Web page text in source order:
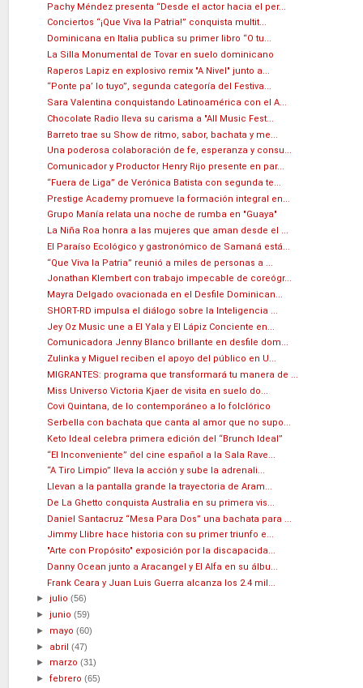
Pachy Méndez presenta “Desde el actor hacia el per...
Conciertos “¡Que Viva la Patria!” conquista multit...
Dominicana en Italia publica su primer libro “O tu...
La Silla Monumental de Tovar en suelo dominicano
Raperos Lapiz en explosivo remix "A Nivel" junto a...
“Ponte pa’ lo tuyo”, segunda categoría del Festiva...
Sara Valentina conquistando Latinoamérica con el A...
Chocolate Radio lleva su carisma a "All Music Fest...
Barreto trae su Show de ritmo, sabor, bachata y me...
Una poderosa colaboración de fe, esperanza y consu...
Comunicador y Productor Henry Rijo presente en par...
“Fuera de Liga” de Verónica Batista con segunda te...
Prestige Academy promueve la formación integral en...
Grupo Manía relata una noche de rumba en "Guaya"
La Niña Roa honra a las mujeres que aman desde el ...
El Paraíso Ecológico y gastronómico de Samaná está...
“Que Viva la Patria” reunió a miles de personas a ...
Jonathan Klembert con trabajo impecable de coreógr...
Mayra Delgado ovacionada en el Desfile Dominican...
SHORT-RD impulsa el diálogo sobre la Inteligencia ...
Jey Oz Music une a El Yala y El Lápiz Conciente en...
Comunicadora Jenny Blanco brillante en desfile dom...
Zulinka y Miguel reciben el apoyo del público en U...
MIGRANTES: programa que transformará tu manera de ...
Miss Universo Victoria Kjaer de visita en suelo do...
Covi Quintana, de lo contemporáneo a lo folclórico
Serbella con bachata que canta al amor que no supo...
Keto Ideal celebra primera edición del “Brunch Ideal”
“El Inconveniente” del cine español a la Sala Rave...
“A Tiro Limpio” lleva la acción y sube la adrenali...
Llevan a la pantalla grande la trayectoria de Aram...
De La Ghetto conquista Australia en su primera vis...
Daniel Santacruz “Mesa Para Dos” una bachata para ...
Jimmy Llibre hace historia con su primer triunfo e...
"Arte con Propósito" exposición por la discapacida...
Danny Ocean junto a Aracangel y El Alfa en su álbu...
Frank Ceara y Juan Luis Guerra alcanza los 2.4 mil...
►julio(56)
►junio(59)
► mayo(60)
► abril(47)
► marzo(31)
►febrero(65)